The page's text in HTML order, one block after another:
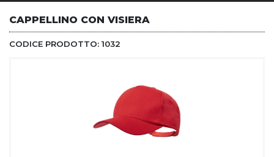
CAPPELLINO CON VISIERA
CODICE PRODOTTO: 1032